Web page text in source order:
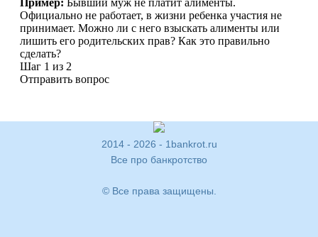
2014 - 2026 - 1bankrot.ru
Все про банкротство
© Все права защищены.